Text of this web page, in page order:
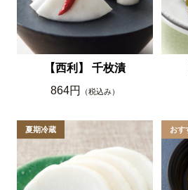
【西利】 千枚漬
864円
（税込み）